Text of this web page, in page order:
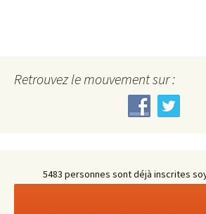
Retrouvez le mouvement sur :
5483 personnes sont déjà inscrites